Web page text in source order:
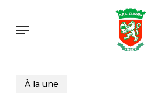
main
Menu
À la une